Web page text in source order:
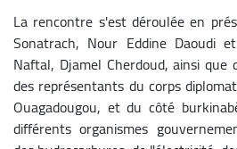
La rencontre s'est déroulée en
Sonatrach, Nour Eddine Daoudi
Naftal, Djamel Cherdoud, ainsi
des représentants du corps
Ouagadougou, et du côté
différents organismes